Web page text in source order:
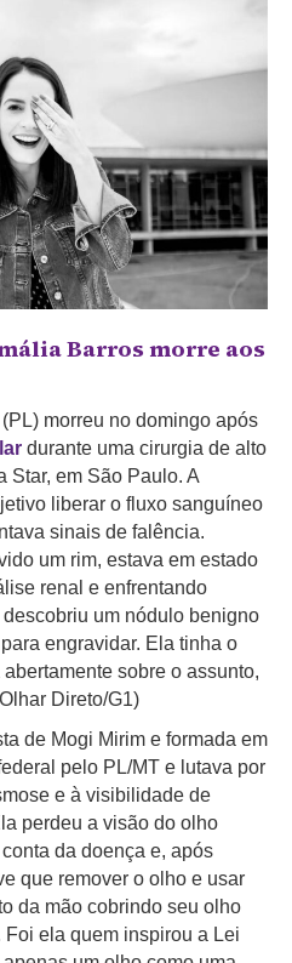
Barros morre aos
morreu no domingo após
durante uma cirurgia de alto
Star, em São Paulo. A
liberar o fluxo sanguíneo
sinais de falência.
um rim, estava em estado
renal e enfrentando
um nódulo benigno
engravidar. Ela tinha o
sobre o assunto,
Direto/G1)
de Mogi Mirim e formada em
pelo PL/MT e lutava por
e à visibilidade de
perdeu a visão do olho
da doença e, após
que remover o olho e usar
da mão cobrindo seu olho
ela quem inspirou a Lei